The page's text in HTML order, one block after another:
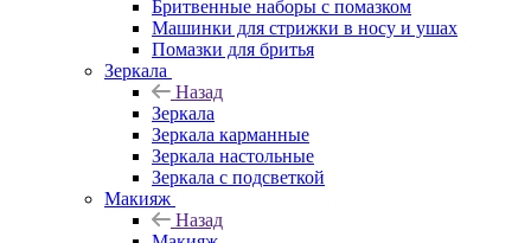
Бритвенные наборы с помазком
Машинки для стрижки в носу и ушах
Помазки для бритья
Зеркала
Назад
Зеркала
Зеркала карманные
Зеркала настольные
Зеркала с подсветкой
Макияж
Назад